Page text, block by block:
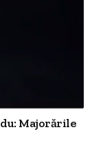
Majorările